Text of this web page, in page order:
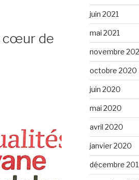
cœur de
juin 2021
mai 2021
novembre
octobre 2020
juin 2020
mai 2020
avril 2020
janvier 2020
décembre